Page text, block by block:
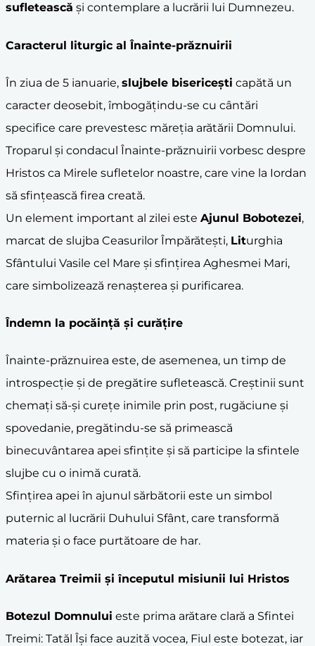
sufletească și contemplare a lucrării lui Dumnezeu.
Caracterul liturgic al Înainte-prăznuirii
În ziua de 5 ianuarie, slujbele bisericești capătă un
caracter deosebit, îmbogățindu-se cu cântări
specifice care prevestesc măreția arătării Domnului.
Troparul și condacul Înainte-prăznuirii vorbesc despre
Hristos ca Mirele sufletelor noastre, care vine la Iordan
să sfințească firea creată.
Un element important al zilei este Ajunul Bobotezei,
marcat de slujba Ceasurilor Împărătești, Liturghia
Sfântului Vasile cel Mare și sfințirea Aghesmei Mari,
care simbolizează renașterea și purificarea.
Îndemn la pocăință și curățire
Înainte-prăznuirea este, de asemenea, un timp de
introspecție și de pregătire sufletească. Creștinii sunt
chemați să-și curețe inimile prin post, rugăciune și
spovedanie, pregătindu-se să primească
binecuvântarea apei sfințite și să participe la sfintele
slujbe cu o inimă curată.
Sfințirea apei în ajunul sărbătorii este un simbol
puternic al lucrării Duhului Sfânt, care transformă
materia și o face purtătoare de har.
Arătarea Treimii și începutul misiunii lui Hristos
Botezul Domnului este prima arătare clară a Sfintei
Treimi: Tatăl Își face auzită vocea, Fiul este botezat, iar